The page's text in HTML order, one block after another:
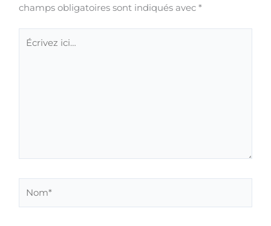
champs obligatoires sont indiqués avec*
ici…